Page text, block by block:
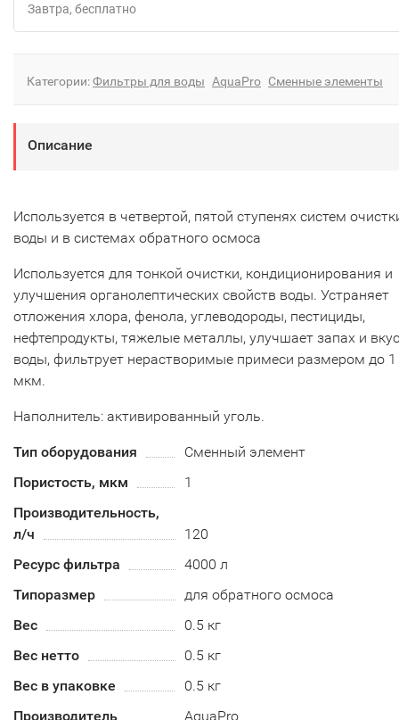
Завтра
Бесплатно
Категории:Фильтры для воды AquaPro Сменные элементы
Описание
Используется в четвертой, пятой ступенях систем
воды и в системах обратного осмоса
Используется для тонкой очистки, кондиционирования и
улучшения органолептических свойств воды. Устраняет
отложения хлора, фенола, углеводороды, пестициды,
нефтепродукты, тяжелые металлы, улучшает запах и вкус
воды, фильтрует нерастворимые примеси размером до 1
мкм.
Наполнитель: активированный уголь.
Тип оборудования
Сменный элемент
Пористость, мкм
1
Производительность,
л/ч
120
Ресурс фильтра
4000 л
Типоразмер
для обратного осмоса
Вес
0.5 кг
Вес нетто
0.5 кг
Вес в упаковке
0.5 кг
Производитель
AquaPro